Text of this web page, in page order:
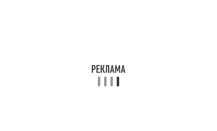
Дополнительный декор